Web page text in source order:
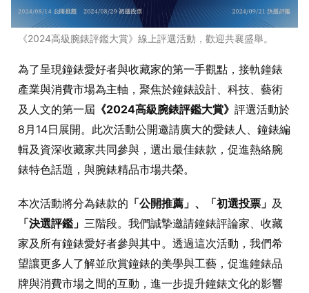
《2024高級腕錶評鑑大賞》線上評選活動，歡迎共襄盛舉。
為了呈現鐘錶愛好者與收藏家的第一手觀點，接軌鐘錶
產業與消費市場為主軸，聚焦於鐘錶設計、科技、藝術
及人文的第一屆 《2024高級腕錶評鑑大賞》 評選活動於
8月14日展開。此次活動公開邀請廣大的愛錶人、鐘錶編
輯及資深收藏家共同參與，選出最佳錶款，促進熱絡腕
錶特色話題，與腕錶精品市場共榮。
本次活動將分為錶款的 「公開推薦」、「初選投票」 及
「決選評鑑」 三階段。我們誠摯邀請鐘錶評論家、收藏
家及所有鐘錶愛好者參與其中。透過這次活動，我們希
望讓更多人了解並欣賞鐘錶的美學與工藝，促進鐘錶品
牌與消費市場之間的互動，進一步提升鐘錶文化的影響